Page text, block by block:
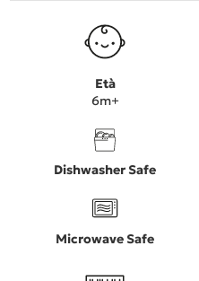
Età
6m+
Dishwasher Safe
Microwave Safe